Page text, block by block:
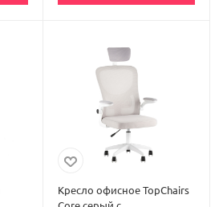
Кресло офисное TopChairs